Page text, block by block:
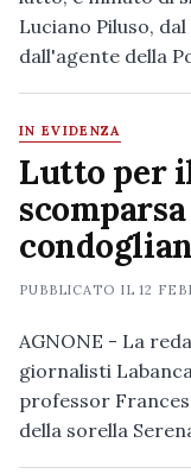
Luciano Piluso,
dall'agente della
IN EVIDENZA
Lutto per
PUBBLICATO IL12
AGNONE - La
giornalisti
professor
della sorella